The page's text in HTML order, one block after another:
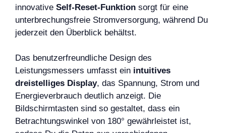
innovative Self-Reset-Funktion sorgt für eine
unterbrechungsfreie Stromversorgung, während Du
jederzeit den Überblick behältst.
Das benutzerfreundliche Design des
Leistungsmessers umfasst ein intuitives
dreistelliges Display, das Spannung, Strom und
Energieverbrauch deutlich anzeigt. Die
Bildschirmtasten sind so gestaltet, dass ein
Betrachtungswinkel von 180° gewährleistet ist,